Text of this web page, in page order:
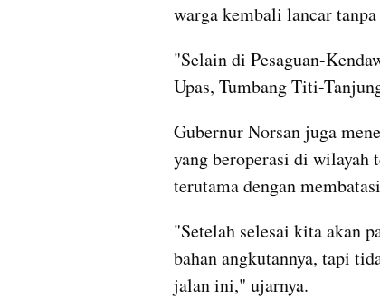
warga kembali lancar
"Selain di Pesaguan-
Upas, Tumbang Titi-
Gubernur Norsan juga
yang beroperasi di wilayah
terutama dengan
"Setelah selesai kita akan
bahan angkutannya, tapi
jalan ini," ujarnya.